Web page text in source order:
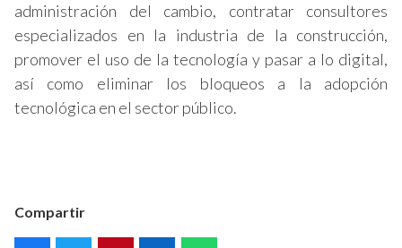
administración del cambio, contratar consultores
especializados en la industria de la construcción,
promover el uso de la tecnología y pasar a lo digital,
así como eliminar los bloqueos a la adopción
tecnológica en el sector público.
Compartir